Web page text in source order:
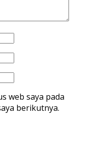
web saya pada
berikutnya.